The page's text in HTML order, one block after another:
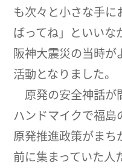
も次々と小さな手
ばってね」といいな
阪神大震災の当時が
活動となりました。
原発の安全神話が
ハンドマイクで福島
原発推進政策がまち
前に集まっていた人